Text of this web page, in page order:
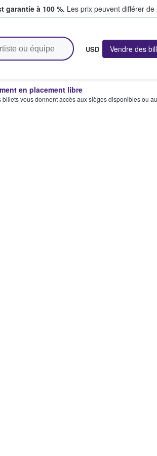
garantie à 100 %. Les prix peuvent différer
USD Vendre des
en placement libre
billets vous donnent accès aux sièges disponibles ou